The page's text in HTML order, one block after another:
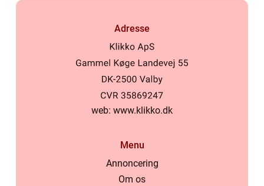
Adresse
web: www.klikko.dk
Menu
Annoncering
Om os